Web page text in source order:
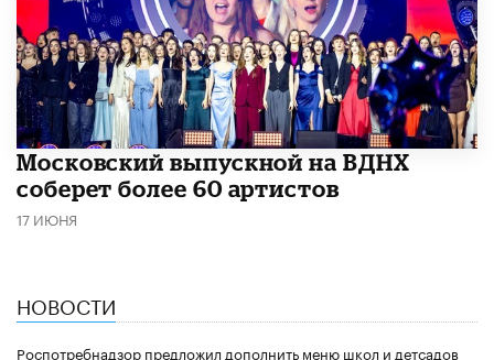
Московский выпускной на ВДНХ
соберет более 60 артистов
17 ИЮНЯ
НОВОСТИ
Роспотребнадзор предложил дополнить меню школ и детсадов